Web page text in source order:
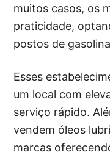
muitos casos, os
praticidade,
postos de
Esses
um local com
serviço rápido.
vendem óleos
marcas